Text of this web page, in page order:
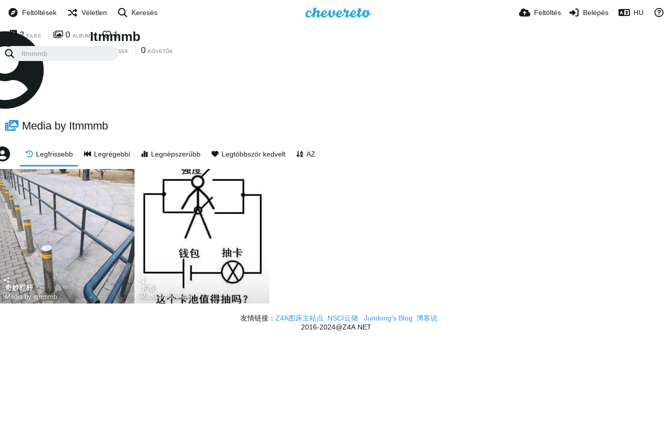
Feltöltések Véletlen Keresés Feltöltés Belépés HU
Itmmmb
KÖVETÉSEK 0 KÖVETŐK
2 FILES 0 ALBUM 1
Media by Itmmmb
Legfrissebb Legrégebbi Legnépszerűbb Legtöbbször kedvelt AZ
奇妙栏杆
Media by itmmmb
卡池
Media by itmmmb
友情链接： Z4A图床主站点 NSCI云储 Jundong's Blog 博客说
2016-2024@Z4A.NET